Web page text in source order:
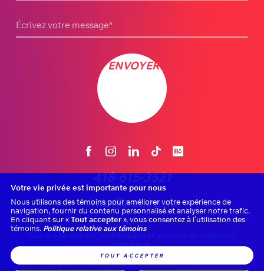
Écrivez votre message*
ENVOYER
418-615-3521
info@nubee.ca
Tous droits réservés 2026 © Nubee | Partenaire de croissance
Votre vie privée est importante pour nous
Nous utilisons des témoins pour améliorer votre expérience de
navigation, fournir du contenu personnalisé et analyser notre trafic.
En cliquant sur «Tout accepter», vous consentez à l’utilisation des
témoins. Politique relative aux témoins
TOUT ACCEPTER